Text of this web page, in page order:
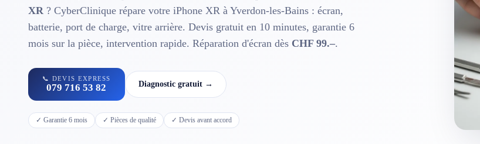
Blog
Contact
📱 Réparation téléphone par marque
📍 LOCALITÉS DESSERVIES
XR ? CyberClinique répare votre iPhone XR à Yverdon-les-Bains : écran,
batterie, port de charge, vitre arrière. Devis gratuit en 10 minutes, garantie 6
mois sur la pièce, intervention rapide. Réparation d'écran dès CHF 99.–.
📞 DEVIS EXPRESS
079 716 53 82 Diagnostic gratuit →
✓ Garantie 6 mois ✓ Pièces de qualité ✓ Devis avant accord